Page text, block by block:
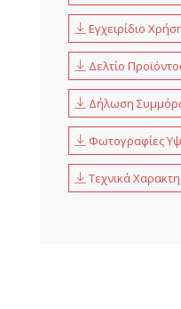
Εγχειρίδιο
Δελτίο
Δήλωση
Φωτογραφίες
Τεχνικά